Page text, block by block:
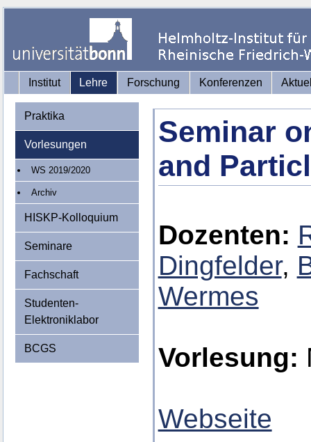
Institut Lehre Forschung Konferenzen
Praktika
Vorlesungen
WS 2019/2020
Archiv
HISKP-Kolloquium
Seminare
Fachschaft
Studenten-
Elektroniklabor
BCGS
Seminar
and
Dozenten:
Dingfelder,
Wermes
Vorlesung:
Webseite